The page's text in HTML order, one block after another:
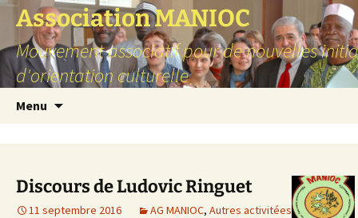
Aller
contenu
Association MANIOC
Mouvement associatif pour de nouvelles
d'orientation culturelle
Menu
Discours de Ludovic Ringuet
11 septembre 2016 AG MANIOC, Autres activitées